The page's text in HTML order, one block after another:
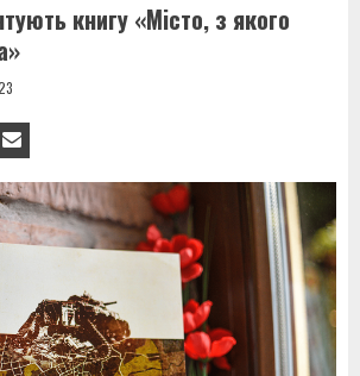
книгу «Місто, з якого